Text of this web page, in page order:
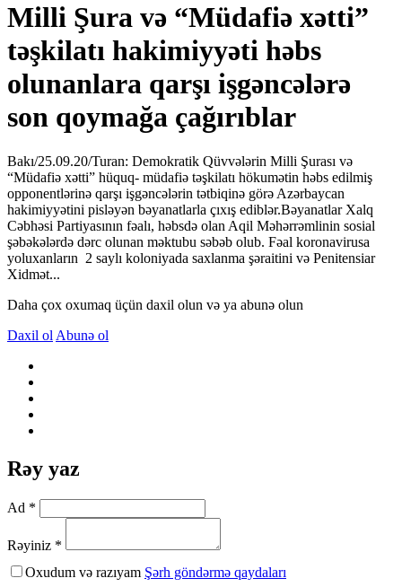
Milli Şura və “Müdafiə xətti”
təşkilatı hakimiyyəti həbs
olunanlara qarşı işgəncələrə
son qoymağa çağırıblar
Bakı/25.09.20/Turan: Demokratik Qüvvələrin Milli Şurası və
“Müdafiə xətti” hüquq- müdafiə təşkilatı hökumətin həbs edilmiş
opponentlərinə qarşı işgəncələrin tətbiqinə görə Azərbaycan
hakimiyyətini pisləyən bəyanatlarla çıxış ediblər.Bəyanatlar Xalq
Cəbhəsi Partiyasının fəalı, həbsdə olan Aqil Məhərrəmlinin sosial
şəbəkələrdə dərc olunan məktubu səbəb olub. Fəal koronavirusa
yoluxanların 2 saylı koloniyada saxlanma şəraitini və Penitensiar
Xidmət...
Daha çox oxumaq üçün daxil olun və ya abunə olun
Daxil ol Abunə ol
Rəy yaz
Ad *
Rəyiniz *
Oxudum və razıyam Şərh göndərmə qaydaları